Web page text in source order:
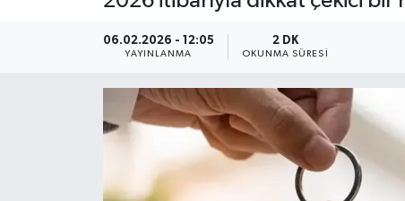
06.02.2026 - 12:05
YAYINLANMA
2 DK
OKUNMA SÜRESI